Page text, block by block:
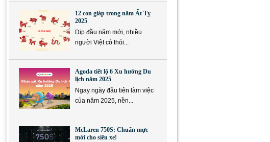
12 con giáp trong năm Ất Tỵ
2025
Dịp đầu năm mới, nhiều
người Việt có thói...
Agoda tiết lộ 6 Xu hướng Du
lịch năm 2025
Ngay ngày đầu tiên làm việc
của năm 2025, nền...
McLaren 750S: Chuẩn mực
mới cho siêu xe!